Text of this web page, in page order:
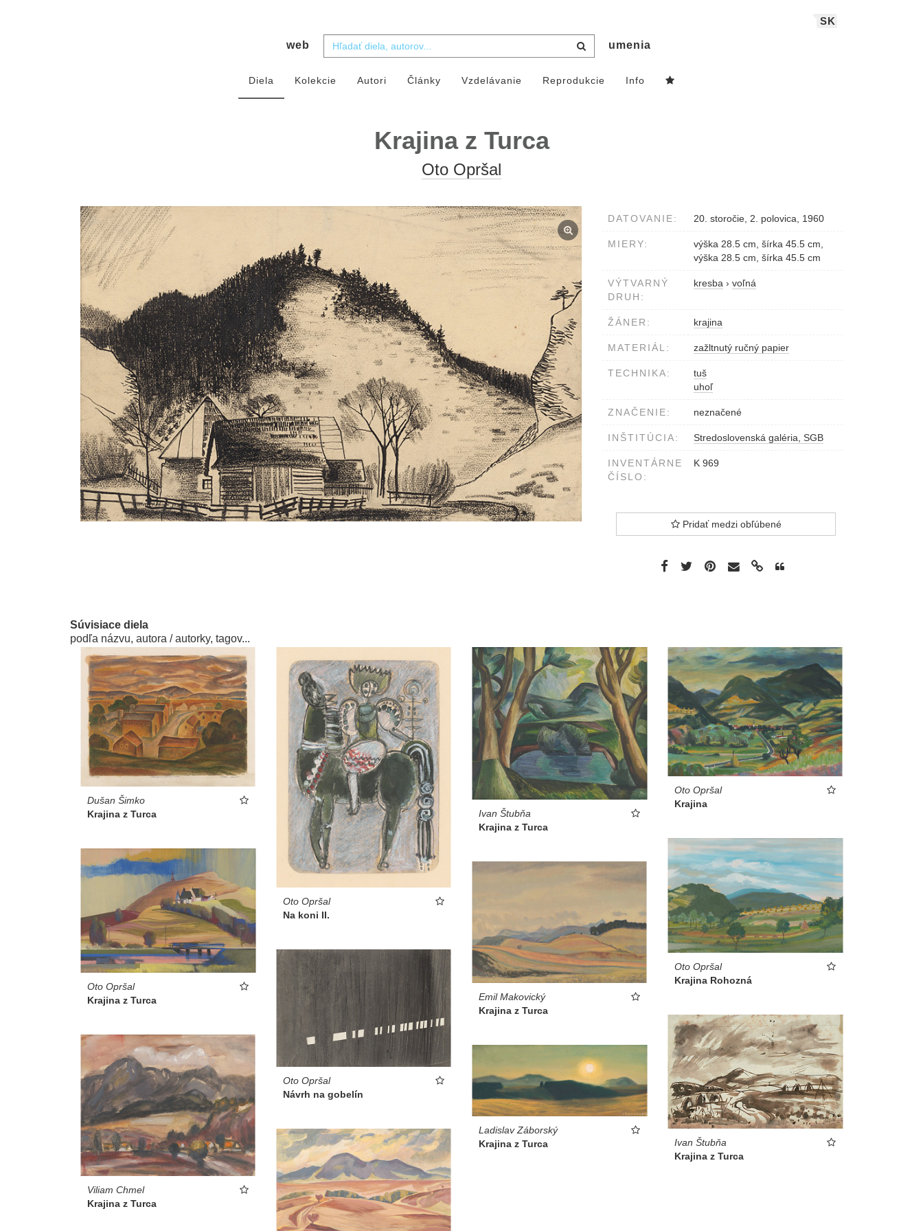
SK
web umenia
Diela Kolekcie Autori Články Vzdelávanie Reprodukcie Info
Krajina z Turca
Oto Opršal
DATOVANIE: 20. storočie, 2. polovica, 1960
MIERY:
výška 28.5 cm, šírka 45.5 cm,
výška 28.5 cm, šírka 45.5 cm
VÝTVARNÝ
DRUH:
kresba › voľná
ŽÁNER: krajina
MATERIÁL: zažltnutý ručný papier
TECHNIKA:
tuš
uhoľ
ZNAČENIE: neznačené
INŠTITÚCIA: Stredoslovenská galéria, SGB
INVENTÁRNE
ČÍSLO:
K 969
Pridať medzi obľúbené
Súvisiace diela
podľa názvu, autora / autorky, tagov...
Dušan Šimko
Krajina z Turca
Oto Opršal
Na koni II.
Ivan Štubňa
Krajina z Turca
Oto Opršal
Krajina
Oto Opršal
Krajina Rohozná
Oto Opršal
Krajina z Turca
Emil Makovický
Krajina z Turca
Oto Opršal
Návrh na gobelín
Ivan Štubňa
Krajina z Turca
Viliam Chmel
Krajina z Turca
Ladislav Záborský
Krajina z Turca